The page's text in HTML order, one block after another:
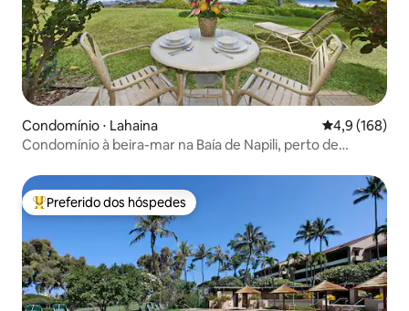
Condomínio ⋅ Lahaina 4,9 de uma
4,9 (168)
Condomínio à beira-mar na Baía de Napili, perto de
Entre os melhores preferidos dos hóspedes
Preferido dos hóspedes